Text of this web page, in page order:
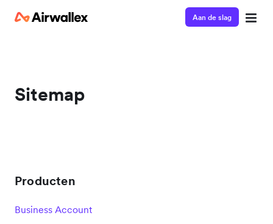
Aan de slag
Sitemap
Producten
Business Account